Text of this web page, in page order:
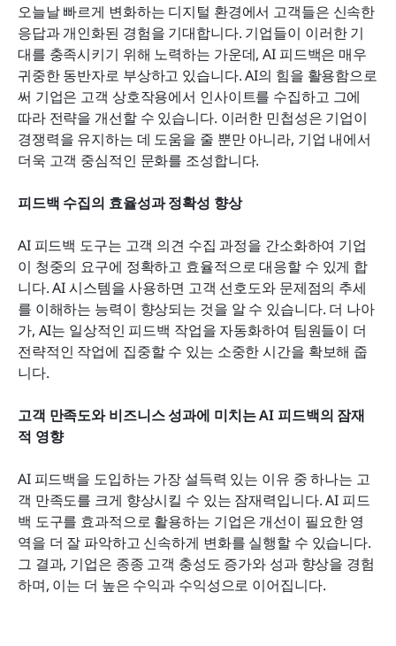
오늘날 빠르게 변화하는 디지털 환경에서 고객들은 신속한
응답과 개인화된 경험을 기대합니다. 기업들이 이러한 기
대를 충족시키기 위해 노력하는 가운데, AI 피드백은 매우
귀중한 동반자로 부상하고 있습니다. AI의 힘을 활용함으로
써 기업은 고객 상호작용에서 인사이트를 수집하고 그에
따라 전략을 개선할 수 있습니다. 이러한 민첩성은 기업이
경쟁력을 유지하는 데 도움을 줄 뿐만 아니라, 기업 내에서
더욱 고객 중심적인 문화를 조성합니다.
피드백 수집의 효율성과 정확성 향상
AI 피드백 도구는 고객 의견 수집 과정을 간소화하여 기업
이 청중의 요구에 정확하고 효율적으로 대응할 수 있게 합
니다. AI 시스템을 사용하면 고객 선호도와 문제점의 추세
를 이해하는 능력이 향상되는 것을 알 수 있습니다. 더 나아
가, AI는 일상적인 피드백 작업을 자동화하여 팀원들이 더
전략적인 작업에 집중할 수 있는 소중한 시간을 확보해 줍
니다.
고객 만족도와 비즈니스 성과에 미치는 AI 피드백의 잠재
적 영향
AI 피드백을 도입하는 가장 설득력 있는 이유 중 하나는 고
객 만족도를 크게 향상시킬 수 있는 잠재력입니다. AI 피드
백 도구를 효과적으로 활용하는 기업은 개선이 필요한 영
역을 더 잘 파악하고 신속하게 변화를 실행할 수 있습니다.
그 결과, 기업은 종종 고객 충성도 증가와 성과 향상을 경험
하며, 이는 더 높은 수익과 수익성으로 이어집니다.